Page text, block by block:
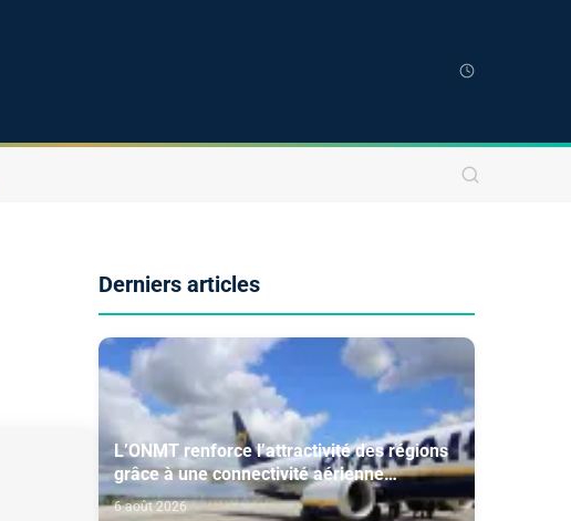
Derniers articles
L’ONMT renforce l’attractivité des régions
grâce à une connectivité aérienne
historique de Ryanair
6 août 2026